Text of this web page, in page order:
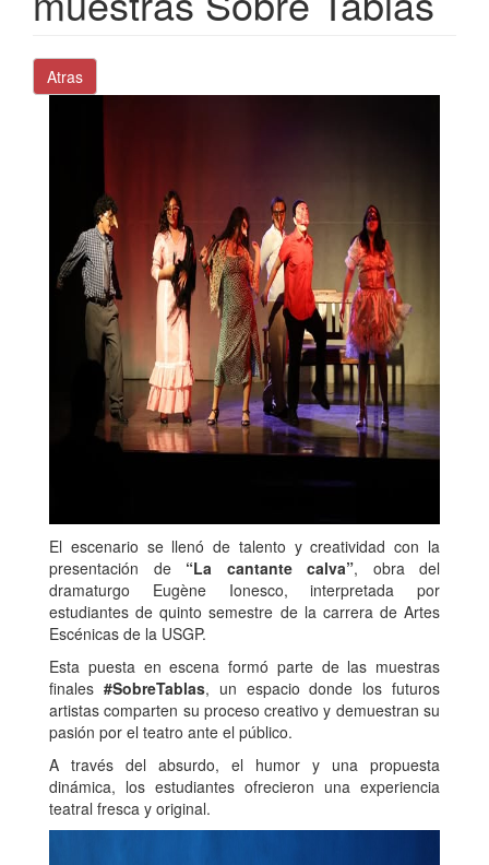
Atras
El escenario se llenó de talento y creatividad con la
presentación de “La cantante calva”, obra del
dramaturgo Eugène Ionesco, interpretada por
estudiantes de quinto semestre de la carrera de Artes
Escénicas de la USGP.
Esta puesta en escena formó parte de las muestras
finales #SobreTablas, un espacio donde los futuros
artistas comparten su proceso creativo y demuestran su
pasión por el teatro ante el público.
A través del absurdo, el humor y una propuesta
dinámica, los estudiantes ofrecieron una experiencia
teatral fresca y original.